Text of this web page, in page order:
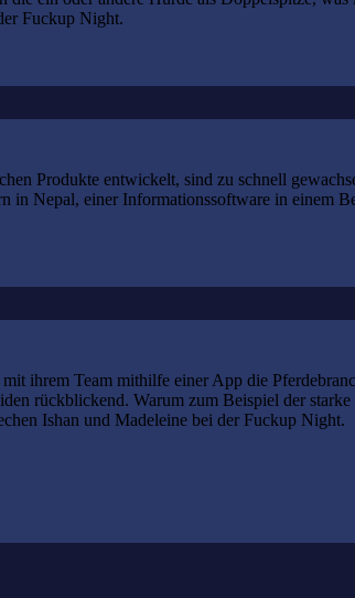
Fuckup Night.
Produkte entwickelt, sind zu schnell
in Nepal, einer Informationssoftware in einem
ihrem Team mithilfe einer App die
rückblickend. Warum zum Beispiel der
Ishan und Madeleine bei der Fuckup Night.